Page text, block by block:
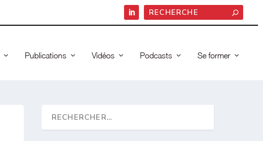
Publications Vidéos Podcasts Se former